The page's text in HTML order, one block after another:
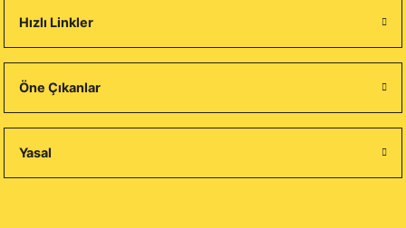
Hızlı Linkler
Öne Çıkanlar
Yasal